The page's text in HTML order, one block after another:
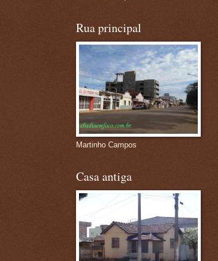
Rua principal
Martinho Campos
Casa antiga